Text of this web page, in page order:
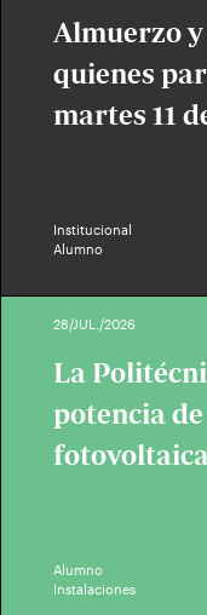
Almuerzo
quienes
martes 11
Institucional
Alumno
28/JUL./2026
La
potencia
Alumno
Instalaciones